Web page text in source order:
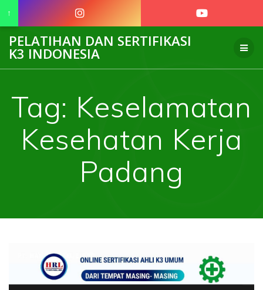
to
PELATIHAN DAN SERTIFIKASI
K3 INDONESIA
Tag: Keselamatan
Kesehatan Kerja
Padang
↑